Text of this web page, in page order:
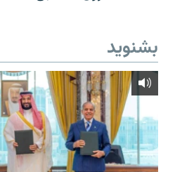
بشنوید